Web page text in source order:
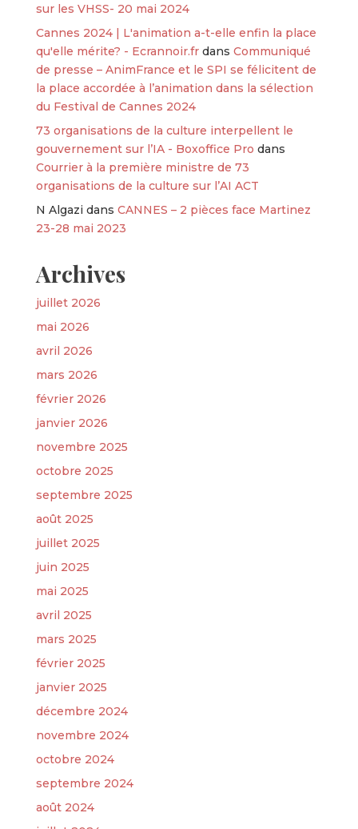
sur les VHSS- 20 mai 2024
Cannes 2024 | L'animation a-t-elle enfin la place
qu'elle mérite? - Ecrannoir.frdans Communiqué
de presse – AnimFrance et le SPI se félicitent de
la place accordée à l’animation dans la sélection
du Festival de Cannes 2024
73 organisations de la culture interpellent le
gouvernement sur l’IA - Boxoffice Pro dans
Courrier à la première ministre de 73
organisations de la culture sur l’AI ACT
N Algazi dans CANNES – 2 pièces face Martinez
23-28 mai 2023
Archives
juillet 2026
mai 2026
avril 2026
mars 2026
février 2026
janvier 2026
novembre 2025
octobre 2025
septembre 2025
août 2025
juillet 2025
juin 2025
mai 2025
avril 2025
mars 2025
février 2025
janvier 2025
décembre 2024
novembre 2024
octobre 2024
septembre 2024
août 2024